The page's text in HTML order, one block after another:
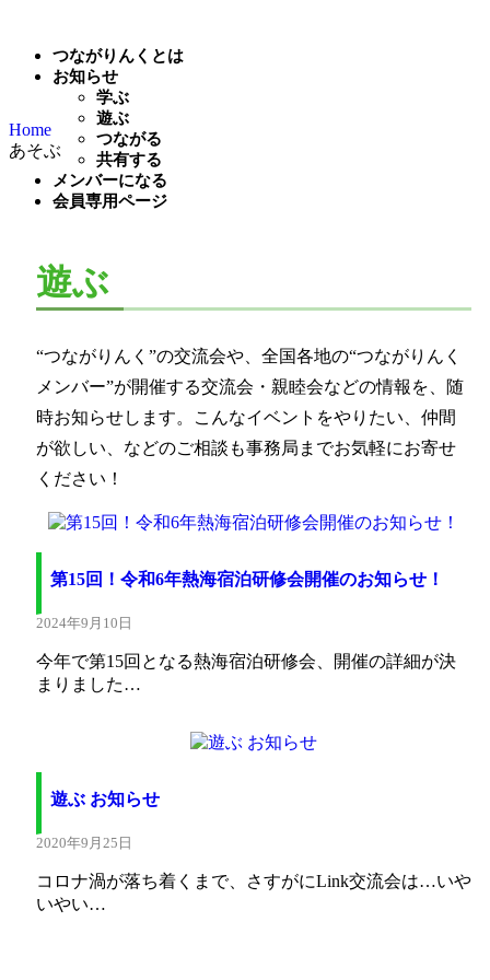
つながりんくとは
お知らせ
学ぶ
遊ぶ
つながる
共有する
メンバーになる
会員専用ページ
Home
あそぶ
遊ぶ
“つながりんく”の交流会や、全国各地の“つながりんく
メンバー”が開催する交流会・親睦会などの情報を、随
時お知らせします。こんなイベントをやりたい、仲間
が欲しい、などのご相談も事務局までお気軽にお寄せ
ください！
第15回！令和6年熱海宿泊研修会開催のお知らせ！
2024年9月10日
今年で第15回となる熱海宿泊研修会、開催の詳細が決
まりました…
遊ぶ お知らせ
2020年9月25日
コロナ渦が落ち着くまで、さすがにLink交流会は…いや
いやい…